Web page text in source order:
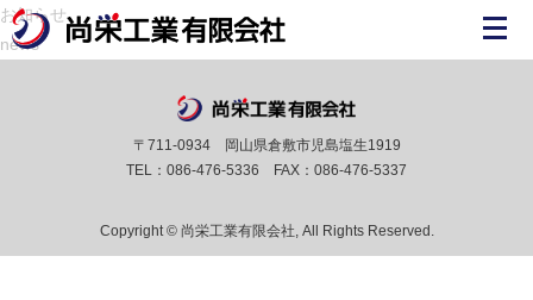
お知らせ
news
〒711-0934 岡山県倉敷市児島塩生1919
TEL：086-476-5336 FAX：086-476-5337
Copyright © 尚栄工業有限会社, All Rights Reserved.